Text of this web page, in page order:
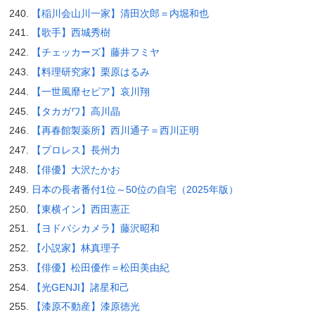
【稲川会山川一家】清田次郎＝内堀和也
【歌手】西城秀樹
【チェッカーズ】藤井フミヤ
【料理研究家】栗原はるみ
【一世風靡セピア】哀川翔
【タカガワ】高川晶
【再春館製薬所】西川通子＝西川正明
【プロレス】長州力
【俳優】大沢たかお
日本の長者番付1位～50位の自宅（2025年版）
【東横イン】西田憲正
【ヨドバシカメラ】藤沢昭和
【小説家】林真理子
【俳優】松田優作＝松田美由紀
【光GENJI】諸星和己
【漆原不動産】漆原徳光